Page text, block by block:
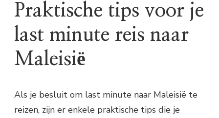
Praktische tips voor je
last minute reis naar
Maleisië
Als je besluit om last minute naar Maleisië te
reizen, zijn er enkele praktische tips die je